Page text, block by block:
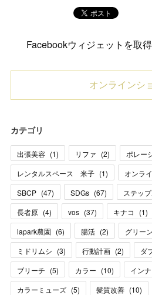
Facebookウィジェットを取
オンラインシ
カテゴリ
出張美容 (1) リファ (2) ポレー
レンタルスペース 米子 (1) オンラ
SBCP (47) SDGs (67) ステッ
長者原 (4) vos (37) キナコ (1)
lapark農園 (6) 腸活 (2) グリー
ミドリムシ (3) 行動計画 (2) ダ
ブリーチ (5) カラー (10) イン
カラーミューズ (5) 髪質改善 (10)